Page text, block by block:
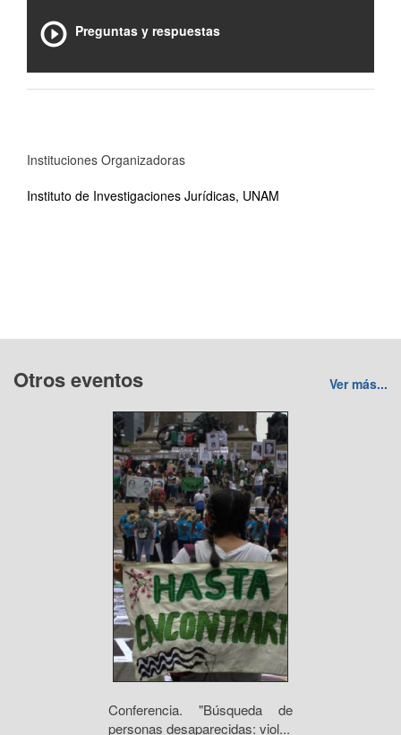
Preguntas y respuestas
Instituciones Organizadoras
Instituto de Investigaciones Jurídicas, UNAM
Otros eventos Ver más...
Conferencia. "Búsqueda de
personas desaparecidas: viol...